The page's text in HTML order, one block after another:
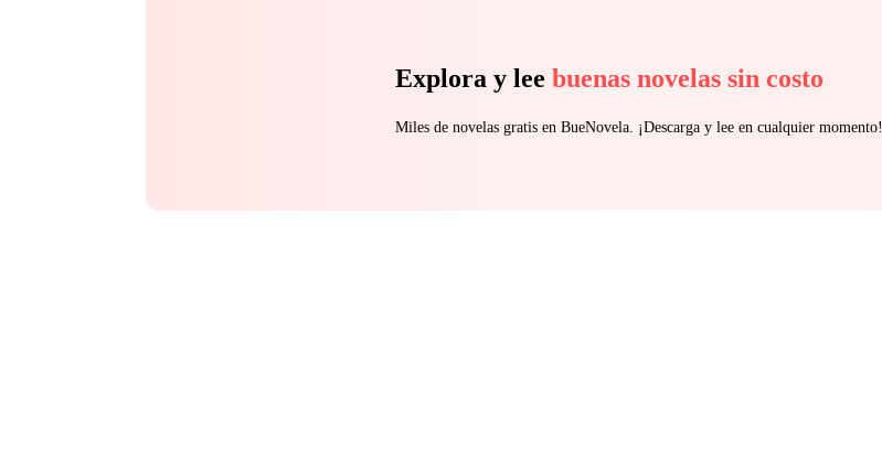
Explora y lee buenas novelas sin costo
Miles de novelas gratis en BueNovela. ¡Descarga y lee en cualquier momento!